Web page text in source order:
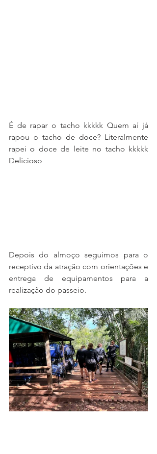
É de rapar o tacho kkkkk Quem aí já
rapou o tacho de doce? Literalmente
rapei o doce de leite no tacho kkkkk
Delicioso
Depois do almoço seguimos para o
receptivo da atração com orientações e
entrega de equipamentos para a
realização do passeio.